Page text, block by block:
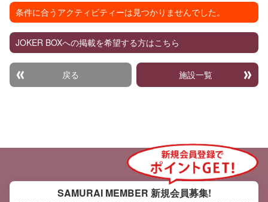
条件に合うアクティビティーは見つかりませんでした。
JOKER BOXへの掲載を希望する方はこちら
戻る 施設一覧
SAMURAI MEMBER 新規会員募集!